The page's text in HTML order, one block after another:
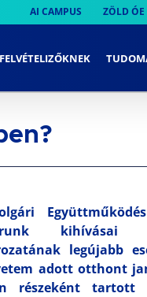
AI CAMPUS ZÖLD ÓE
FELVÉTELIZŐKNEK
kihívásai
legújabb
adott otthont
részeként tartott